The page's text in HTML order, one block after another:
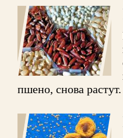
пшено, снова растут.